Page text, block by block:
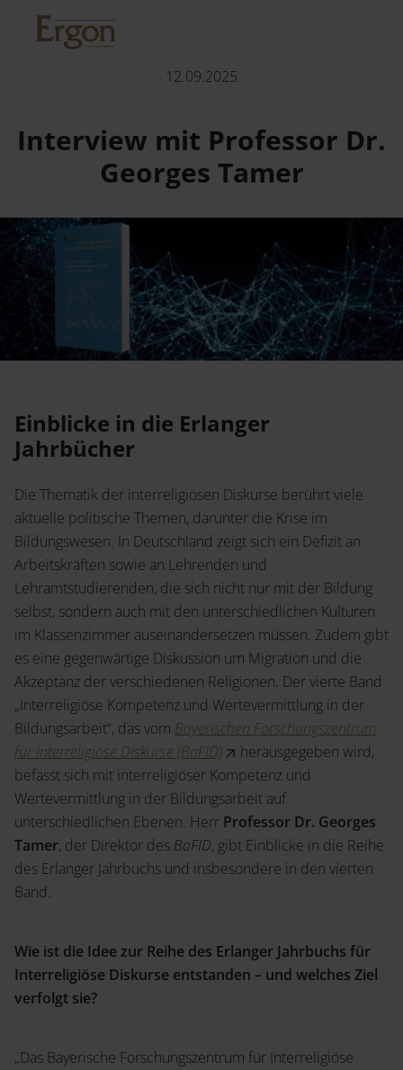
Der Verlag
Über Uns
Termine
Karriere
Programm
Zeitschriften bei Ergon
Prospekte und Kataloge
Open Access
Wissenschaftlich Publizieren
Kontakt
Presse
Shop
Inlibra
Interview mit Professor Dr. Georges Tamer
12.09.2025
Interview mit Professor Dr.
Georges Tamer
Einblicke in die Erlanger
Jahrbücher
Die Thematik der interreligiösen Diskurse berührt viele
aktuelle politische Themen, darunter die Krise im
Bildungswesen. In Deutschland zeigt sich ein Defizit an
Arbeitskräften sowie an Lehrenden und
Lehramtstudierenden, die sich nicht nur mit der Bildung
selbst, sondern auch mit den unterschiedlichen Kulturen
im Klassenzimmer auseinandersetzen müssen. Zudem gibt
es eine gegenwärtige Diskussion um Migration und die
Akzeptanz der verschiedenen Religionen. Der vierte Band
„Interreligiöse Kompetenz und Wertevermittlung in der
Bildungsarbeit“, das vom Bayerischen Forschungszentrum
für Interreligiöse Diskurse (BaFID)
herausgegeben wird,
befasst sich mit interreligiöser Kompetenz und
Wertevermittlung in der Bildungsarbeit auf
unterschiedlichen Ebenen. Herr Professor Dr. Georges
Tamer, der Direktor des BaFID, gibt Einblicke in die Reihe
des Erlanger Jahrbuchs und insbesondere in den vierten
Band.
Wie ist die Idee zur Reihe des Erlanger Jahrbuchs für
Interreligiöse Diskurse entstanden – und welches Ziel
verfolgt sie?
„Das Bayerische Forschungszentrum für Interreligiöse